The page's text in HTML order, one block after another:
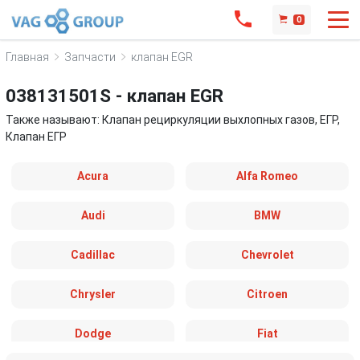
0
Главная Запчасти клапан EGR
038131501S - клапан EGR
Также называют: Клапан рециркуляции выхлопных газов, ЕГР,
Клапан ЕГР
Acura Alfa Romeo
Audi BMW
Cadillac Chevrolet
Chrysler Citroen
Dodge Fiat